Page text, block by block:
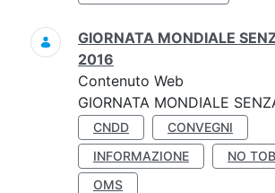
GIORNATA MONDIALE
2016
Contenuto Web
GIORNATA MONDIALE
CNDD
CONVEGNI
INFORMAZIONE
NO
OMS